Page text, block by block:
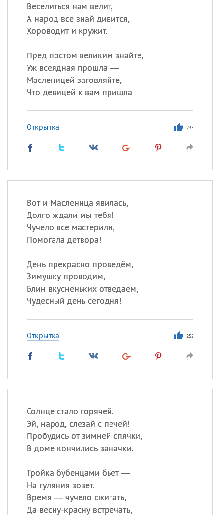
Веселиться нам велит,
А народ все знай дивится,
Хороводит и кружит.
Пред постом великим знайте,
Уж всеядная прошла —
Масленицей заговляйте,
Что девицей к вам пришла
Открытка 235
Вот и Масленица явилась,
Долго ждали мы тебя!
Чучело все мастерили,
Помогала детвора!
День прекрасно проведём,
Зимушку проводим,
Блин вкусненьких отведаем,
Чудесный день сегодня!
Открытка 252
Солнце стало горячей.
Эй, народ, слезай с печей!
Пробудись от зимней спячки,
В доме кончились заначки.
Тройка бубенцами бьет —
На гуляния зовет.
Время — чучело сжигать,
Да весну-красну встречать,